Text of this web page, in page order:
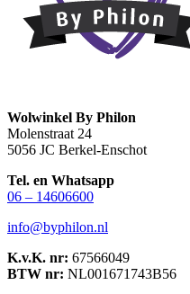
Wolwinkel By Philon
Molenstraat 24
5056 JC Berkel-Enschot
Tel. en Whatsapp
06 – 14606600
info@byphilon.nl
K.v.K. nr: 67566049
BTW nr: NL001671743B56